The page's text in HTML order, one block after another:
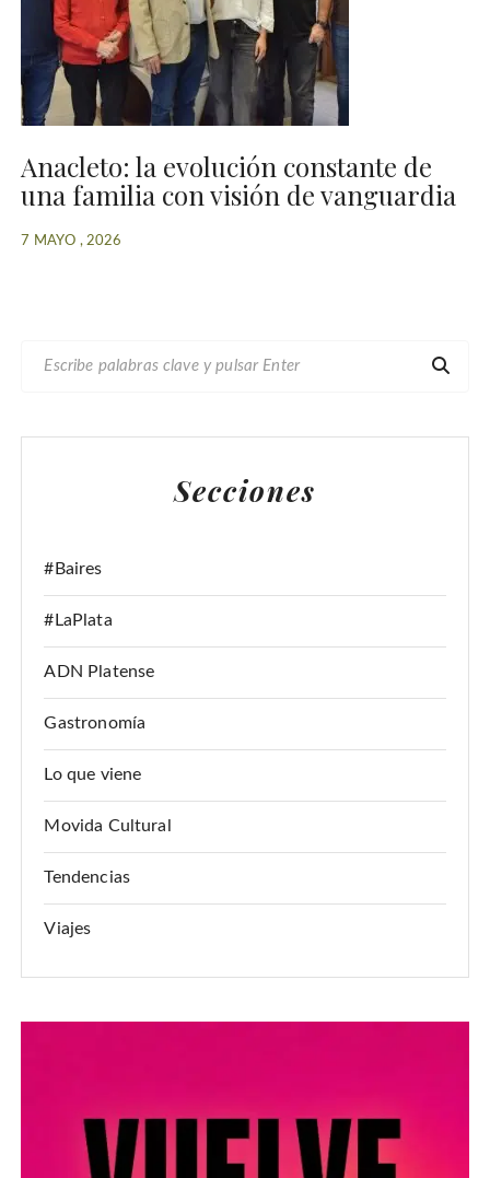
Anacleto: la evolución constante de
una familia con visión de vanguardia
7 MAYO , 2026
C
Secciones
#Baires
#LaPlata
ADN Platense
Gastronomía
Lo que viene
Movida Cultural
Tendencias
Viajes